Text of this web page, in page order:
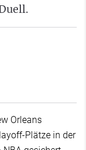
Orleans
Plätze in der